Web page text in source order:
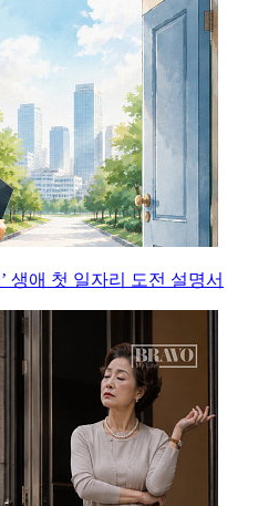
생애 첫 일자리 도전 설명서